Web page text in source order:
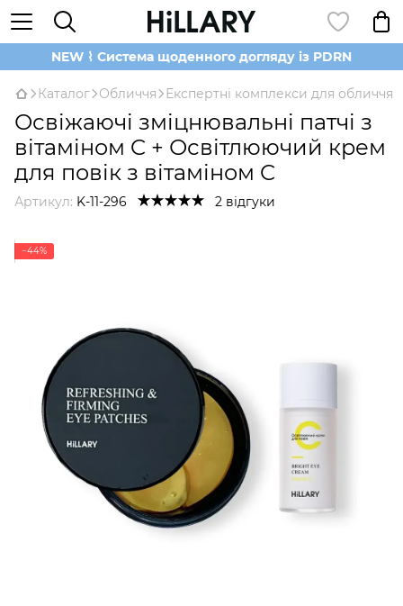
NEW ⌇ Система щоденного догляду із PDRN
Каталог Обличчя Експертні комплекси для обличчя
Освіжаючі зміцнювальні патчі з
вітаміном C + Освітлюючий крем
для повік з вітаміном C
Артикул: K-11-296 2 відгуки
−44%